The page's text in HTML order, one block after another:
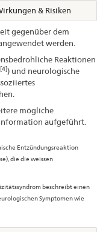
& Risiken
gegenüber dem
werden.
Reaktionen
[4]) und neurologische
mögliche
aufgeführt.
Entzündungsreaktion
die die weissen
beschreibt einen
Symptomen wie